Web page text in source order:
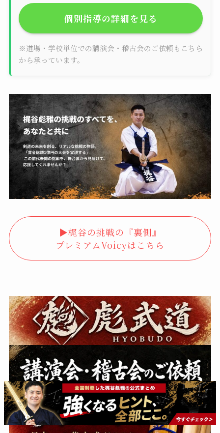
個別指導の詳細を見る
※道場・学校単位での講演会・稽古会のご依頼もこちら
から承っています。
▶︎梶谷の挑戦の『裏側』
プレミアムVoicyはこちら